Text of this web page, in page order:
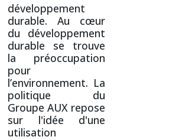
développement
durable. Au cœur
du développement
durable se trouve
la préoccupation
pour
l’environnement. La
politique du
Groupe AUX repose
sur l'idée d'une
utilisation